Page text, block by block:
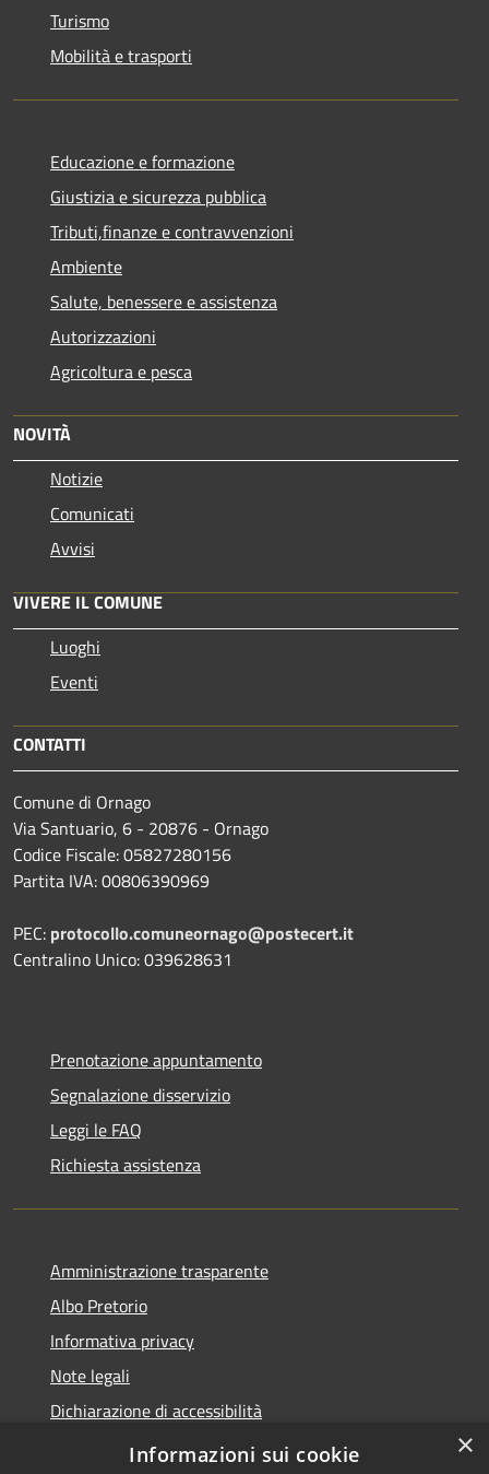
Turismo
Mobilità e trasporti
Educazione e formazione
Giustizia e sicurezza pubblica
Tributi,finanze e contravvenzioni
Ambiente
Salute, benessere e assistenza
Autorizzazioni
Agricoltura e pesca
NOVITÀ
Notizie
Comunicati
Avvisi
VIVERE IL COMUNE
Luoghi
Eventi
CONTATTI
Comune di Ornago
Via Santuario, 6 - 20876 - Ornago
Codice Fiscale: 05827280156
Partita IVA: 00806390969
PEC: protocollo.comuneornago@postecert.it
Centralino Unico: 039628631
Prenotazione appuntamento
Segnalazione disservizio
Leggi le FAQ
Richiesta assistenza
Amministrazione trasparente
Albo Pretorio
Informativa privacy
Note legali
Dichiarazione di accessibilità
Obiettivi di accessibilità
×
Informazioni sui cookie